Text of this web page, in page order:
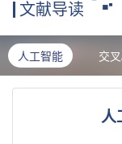
文献导读
人工智能 交
人